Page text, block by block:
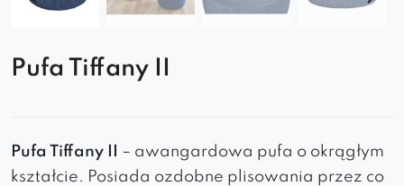
Pufa Tiffany II
Pufa Tiffany II
– awangardowa pufa o okrągłym
kształcie. Posiada ozdobne plisowania przez co